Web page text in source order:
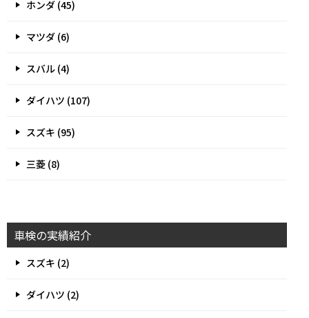
ホンダ (45)
マツダ (6)
スバル (4)
ダイハツ (107)
スズキ (95)
三菱 (8)
車検の実績紹介
スズキ (2)
ダイハツ (2)